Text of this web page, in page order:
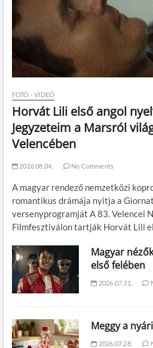
FOTÓ - VIDEÓ
Horvát Lili első angol
Jegyzeteim a Marsról
Velencében
2026.08.04. No Comments
A magyar rendező nemzetközi
romantikus drámája nyitja a
versenyprogramját A 83. Velencei
Filmfesztiválon tartják Horvát Lili
Magyar
első felében
2026.07.31.
Meggy a
2026.07.28.